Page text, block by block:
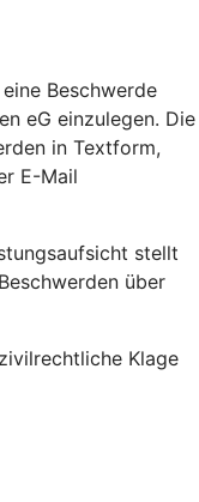
Beschwerde
eG einzulegen. Die
in Textform,
E-Mail
stellt
über
Klage